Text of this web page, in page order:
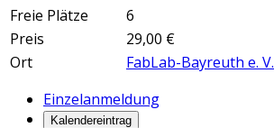
Freie Plätze
6
Preis
29,00 €
Ort
FabLab-Bayreuth e. V.
Einzelanmeldung
Kalendereintrag